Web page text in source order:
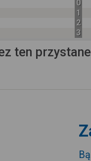
0
1
2
3
ten